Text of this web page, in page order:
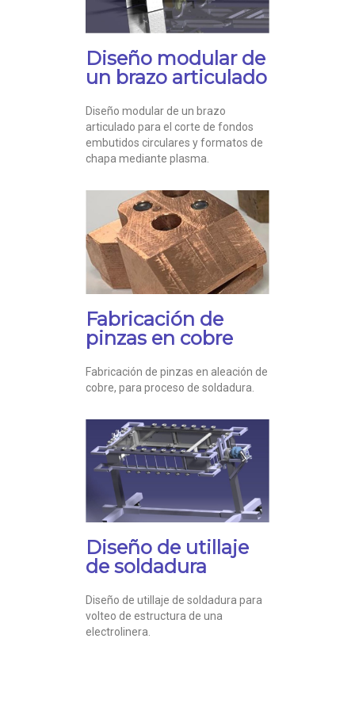
Diseño modular de
un brazo articulado
Diseño modular de un brazo
articulado para el corte de fondos
embutidos circulares y formatos de
chapa mediante plasma.
Fabricación de
pinzas en cobre
Fabricación de pinzas en aleación de
cobre, para proceso de soldadura.
Diseño de utillaje
de soldadura
Diseño de utillaje de soldadura para
volteo de estructura de una
electrolinera.